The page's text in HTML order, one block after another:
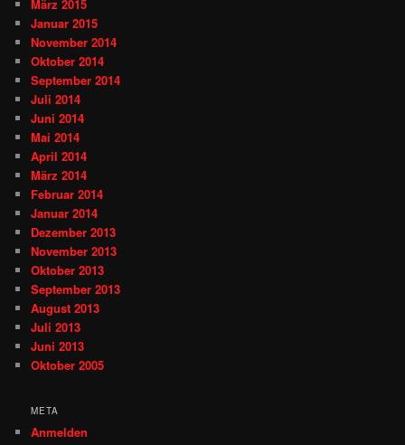
März 2015
Januar 2015
November 2014
Oktober 2014
September 2014
Juli 2014
Juni 2014
Mai 2014
April 2014
März 2014
Februar 2014
Januar 2014
Dezember 2013
November 2013
Oktober 2013
September 2013
August 2013
Juli 2013
Juni 2013
Oktober 2005
META
Anmelden